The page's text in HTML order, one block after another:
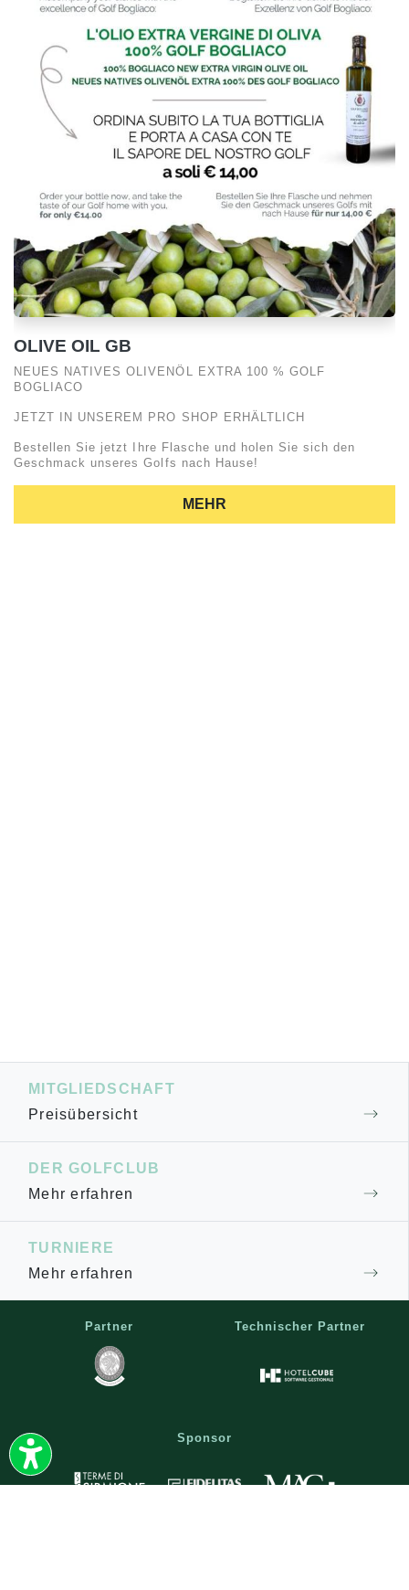
OLIVE OIL GB
NEUES NATIVES OLIVENÖL EXTRA 100 % GOLF
BOGLIACO
JETZT IN UNSEREM PRO SHOP ERHÄLTLICH
Bestellen Sie jetzt Ihre Flasche und holen Sie sich den
Geschmack unseres Golfs nach Hause!
MEHR
MITGLIEDSCHAFT
Preisübersicht
DER GOLFCLUB
Mehr erfahren
TURNIERE
Mehr erfahren
Partner Technischer Partner
Sponsor